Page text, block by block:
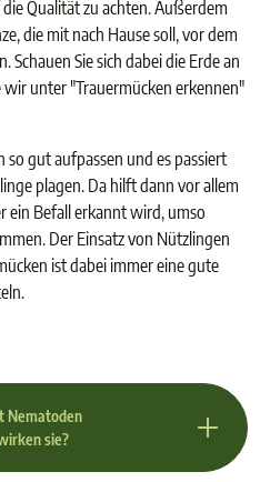
Qualität zu achten. Außerdem
die mit nach Hause soll, vor dem
Schauen Sie sich dabei die Erde an
wir unter "Trauermücken erkennen"
gut aufpassen und es passiert
plagen. Da hilft dann vor allem
ein Befall erkannt wird, umso
Der Einsatz von Nützlingen
ist dabei immer eine gute
Nematoden
sie?